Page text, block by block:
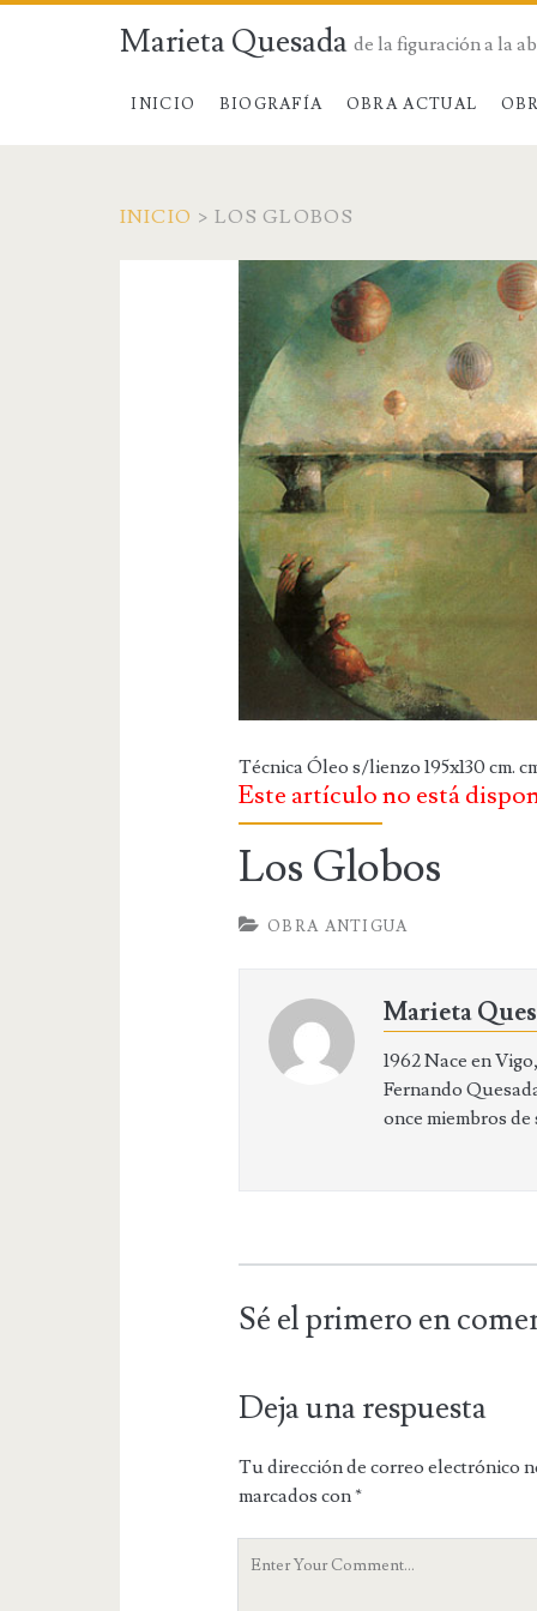
Marieta Quesada de la figuración a la
INICIO BIOGRAFÍA OBRA ACTUAL
INICIO > LOS GLOBOS
Técnica Óleo s/lienzo 195x130 cm.
Este artículo no está
Los Globos
OBRA ANTIGUA
Marieta
1962 Nace en
Fernando
once miembros
Sé el primero en
Deja una respuesta
Tu dirección de correo electrónico
marcados con*
Y